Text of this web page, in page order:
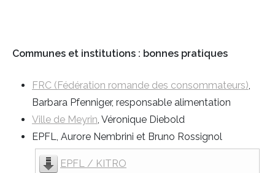
Communes et institutions : bonnes pratiques
FRC (Fédération romande des consommateurs)
Barbara Pfenniger, responsable alimentation
Ville de Meyrin , Véronique Diebold
EPFL, Aurore Nembrini et Bruno Rossignol
EPFL / KITRO